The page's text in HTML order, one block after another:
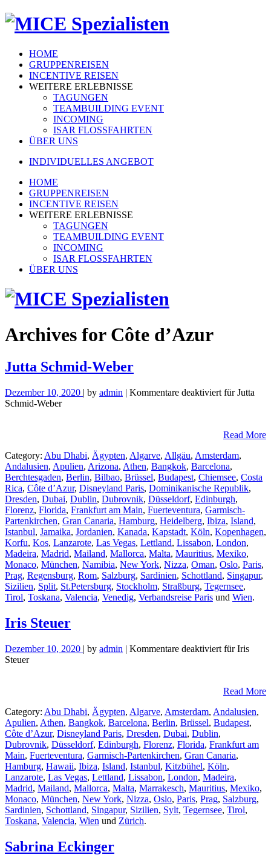
HOME
GRUPPENREISEN
INCENTIVE REISEN
WEITERE ERLEBNISSE
TAGUNGEN
TEAMBUILDING EVENT
INCOMING
ISAR FLOSSFAHRTEN
ÜBER UNS
INDIVIDUELLES ANGEBOT
HOME
GRUPPENREISEN
INCENTIVE REISEN
WEITERE ERLEBNISSE
TAGUNGEN
TEAMBUILDING EVENT
INCOMING
ISAR FLOSSFAHRTEN
ÜBER UNS
Archives for Côte d’Azur
Jutta Schmid-Weber
Dezember 10, 2020 | by admin | Kommentare deaktiviert für Jutta
Schmid-Weber
Read More
Category: Abu Dhabi, Ägypten, Algarve, Allgäu, Amsterdam,
Andalusien, Apulien, Arizona, Athen, Bangkok, Barcelona,
Berchtesgaden, Berlin, Bilbao, Brüssel, Budapest, Chiemsee, Costa
Rica, Côte d’Azur, Disneyland Paris, Dominikanische Republik,
Dresden, Dubai, Dublin, Dubrovnik, Düsseldorf, Edinburgh,
Florenz, Florida, Frankfurt am Main, Fuerteventura, Garmisch-
Partenkirchen, Gran Canaria, Hamburg, Heidelberg, Ibiza, Island,
Istanbul, Jamaika, Jordanien, Kanada, Kapstadt, Köln, Kopenhagen,
Korfu, Kos, Lanzarote, Las Vegas, Lettland, Lissabon, London,
Madeira, Madrid, Mailand, Mallorca, Malta, Mauritius, Mexiko,
Monaco, München, Namibia, New York, Nizza, Oman, Oslo, Paris,
Prag, Regensburg, Rom, Salzburg, Sardinien, Schottland, Singapur,
Sizilien, Split, St.Petersburg, Stockholm, Straßburg, Tegernsee,
Tirol, Toskana, Valencia, Venedig, Verbandsreise Paris und Wien.
Iris Steuer
Dezember 10, 2020 | by admin | Kommentare deaktiviert für Iris
Steuer
Read More
Category: Abu Dhabi, Ägypten, Algarve, Amsterdam, Andalusien,
Apulien, Athen, Bangkok, Barcelona, Berlin, Brüssel, Budapest,
Côte d’Azur, Disneyland Paris, Dresden, Dubai, Dublin,
Dubrovnik, Düsseldorf, Edinburgh, Florenz, Florida, Frankfurt am
Main, Fuerteventura, Garmisch-Partenkirchen, Gran Canaria,
Hamburg, Hawaii, Ibiza, Island, Istanbul, Kitzbühel, Köln,
Lanzarote, Las Vegas, Lettland, Lissabon, London, Madeira,
Madrid, Mailand, Mallorca, Malta, Marrakesch, Mauritius, Mexiko,
Monaco, München, New York, Nizza, Oslo, Paris, Prag, Salzburg,
Sardinien, Schottland, Singapur, Sizilien, Sylt, Tegernsee, Tirol,
Toskana, Valencia, Wien und Zürich.
Sabrina Eckinger